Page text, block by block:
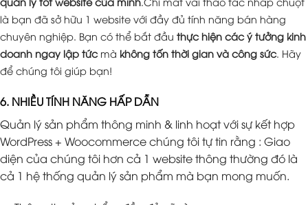
là bạn đã sở hữu 1 website với đầy đủ tính năng bán hàng
chuyên nghiệp. Bạn có thể bắt đầu thực hiện các ý tưởng kinh
doanh ngay lập tứcmà không tốn thời gian và công sức. Hãy
để chúng tôi giúp bạn!
6. NHIỀU TÍNH NĂNG HẤP DẪN
Quản lý sản phẩm thông minh & linh hoạt với sự kết hợp
WordPress + Woocommerce chúng tôi tự tin rằng : Giao
diện của chúng tôi hơn cả 1 website thông thường đó là
cả 1 hệ thống quản lý sản phẩm mà bạn mong muốn.